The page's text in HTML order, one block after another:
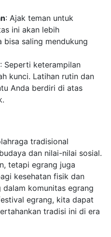
: Ajak teman untuk
ini akan lebih
bisa saling mendukung
: Seperti keterampilan
kunci. Latihan rutin dan
Anda berdiri di atas
tradisional
dan nilai-nilai sosial.
tetapi egrang juga
kesehatan fisik dan
dalam komunitas egrang
egrang, kita dapat
tradisi ini di era